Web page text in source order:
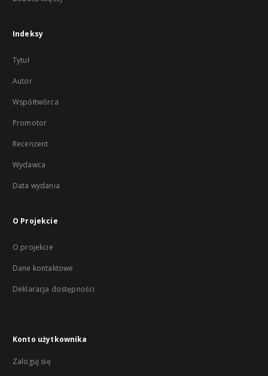
Indeksy
Tytuł
Autor
Współtwórca
Promotor
Recenzent
Wydawca
Data wydania
O Projekcie
O projekcie
Dane kontaktowe
Deklaracja dostępności
Konto użytkownika
Zaloguj się